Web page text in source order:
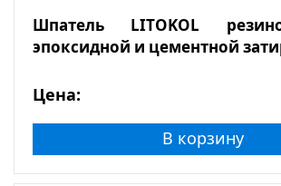
Шпатель LITOKOL
эпоксидной и цементной
Цена:
В корзину